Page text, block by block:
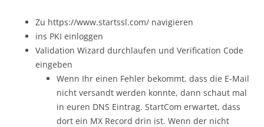
Zu https://www.startssl.com/ navigieren
ins PKI einloggen
Validation Wizard durchlaufen und Verification Code
eingeben
Wenn Ihr einen Fehler bekommt, dass die E-Mail
nicht versandt werden konnte, dann schaut mal
in euren DNS Eintrag. StartCom erwartet, dass
dort ein MX Record drin ist. Wenn der nicht